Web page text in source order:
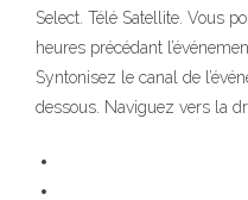
Select. Télé Satellite. Vous
heures précédant
Syntonisez le canal de
dessous. Naviguez vers la